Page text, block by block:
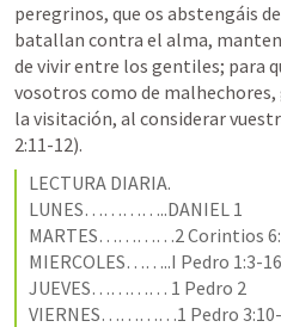
peregrinos, que os abstengáis
batallan contra el alma,
de vivir entre los gentiles; para
vosotros como de
la visitación, al considerar
2:11-12).
LECTURA DIARIA.
LUNES…………..DANIEL 1
MARTES…………2 Corintios
MIERCOLES……..I Pedro 1:3-16
JUEVES………… 1 Pedro 2
VIERNES…………1 Pedro